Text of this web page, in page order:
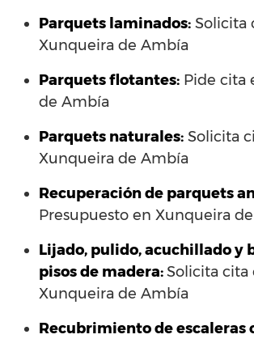
Parquets laminados: Solicita
Xunqueira de Ambía
Parquets flotantes: Pide cita
de Ambía
Parquets naturales: Solicita
Xunqueira de Ambía
Recuperación de parquets
Presupuesto en Xunqueira
Lijado, pulido, acuchillado y
pisos de madera:Solicita cita
Xunqueira de Ambía
Recubrimiento de escaleras